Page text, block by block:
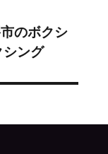
のボクシ
ング